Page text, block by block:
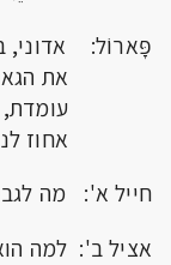
פָּארוֹל: אדוני,
את
אחוז
חייל א': מה
אציל ב': למה